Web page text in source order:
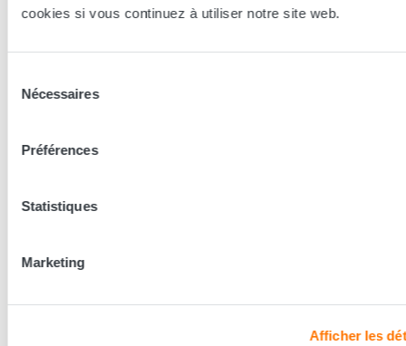
cookies si vous continuez à utiliser notre site web.
Nécessaires
Préférences
Statistiques
Marketing
Afficher les
Trouver le magasin le plus proche
En complément de ce produit